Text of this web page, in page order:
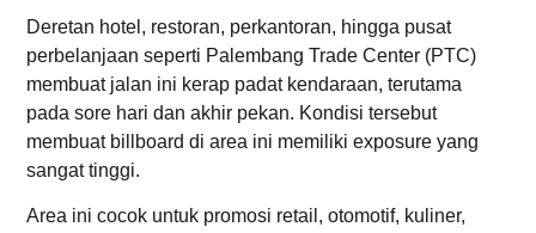
Deretan hotel, restoran, perkantoran, hingga pusat
perbelanjaan seperti Palembang Trade Center (PTC)
membuat jalan ini kerap padat kendaraan, terutama
pada sore hari dan akhir pekan. Kondisi tersebut
membuat billboard di area ini memiliki exposure yang
sangat tinggi.
Area ini cocok untuk promosi retail, otomotif, kuliner,